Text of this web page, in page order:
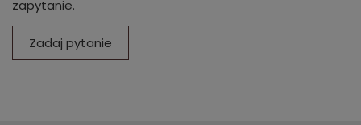
zapytanie.
Zadaj pytanie